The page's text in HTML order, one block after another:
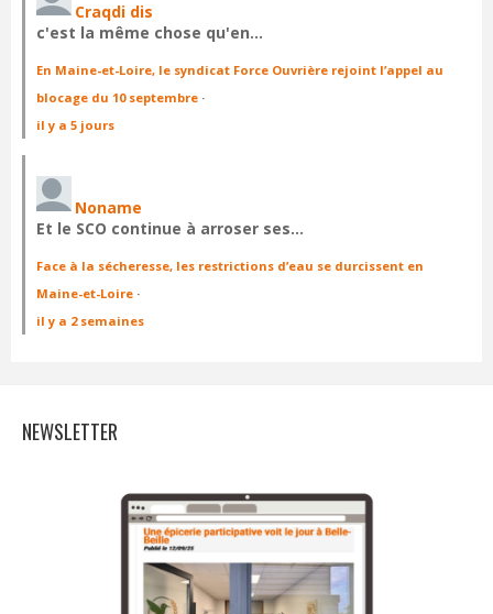
Craqdi dis
c'est la même chose qu'en…
En Maine-et-Loire, le syndicat Force Ouvrière rejoint l’appel au
blocage du 10 septembre ·
il y a 5 jours
Noname
Et le SCO continue à arroser ses…
Face à la sécheresse, les restrictions d’eau se durcissent en
Maine-et-Loire ·
il y a 2 semaines
NEWSLETTER